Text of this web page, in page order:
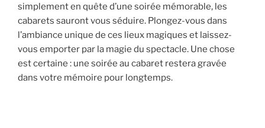
simplement en quête d’une soirée mémorable, les
cabarets sauront vous séduire. Plongez-vous dans
l’ambiance unique de ces lieux magiques et laissez-
vous emporter par la magie du spectacle. Une chose
est certaine : une soirée au cabaret restera gravée
dans votre mémoire pour longtemps.